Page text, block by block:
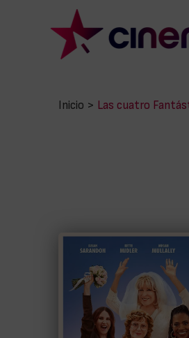
Inicio > Las cuatro